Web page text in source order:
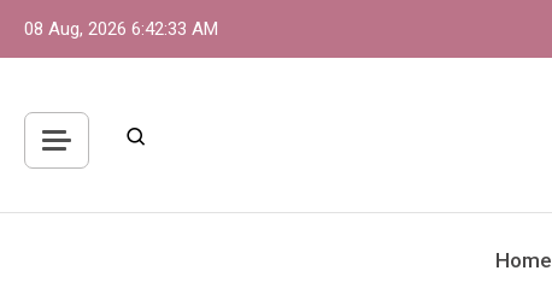
08 Aug, 2026 6:42:33 AM
Home